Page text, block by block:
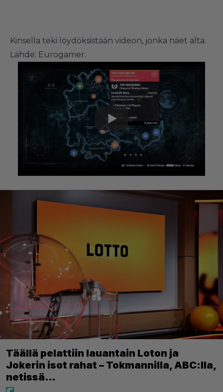
Kinsella teki löydöksistään videon, jonka näet alta.
Lähde: Eurogamer.
Täällä pelattiin lauantain Loton ja
Jokerin isot rahat – Tokmannilla, ABC:lla,
netissä…